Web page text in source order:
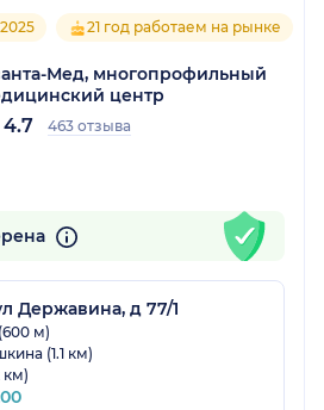
21 год работаем на рынке
Мед, многопрофильный
центр
4.7 463 отзыва
Державина, д 77/1
м)
(1.1 км)
км)